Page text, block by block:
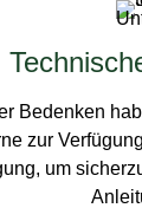
Bedenken
zur
um